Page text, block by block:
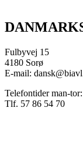
Fulbyvej 15
4180 Sorø
E-mail:
Telefontider man-
Tlf. 57 86 54 70